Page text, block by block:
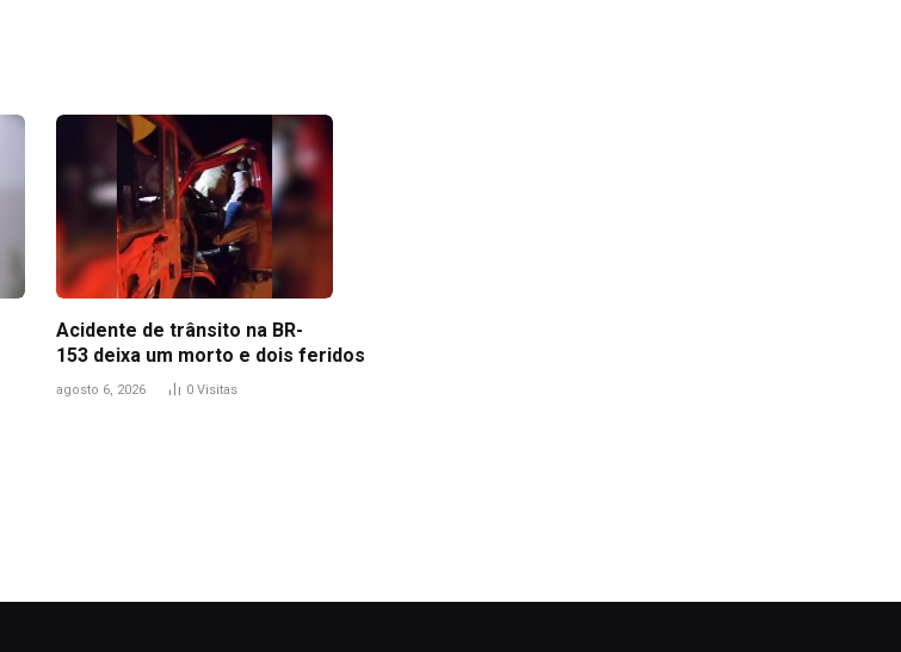
Acidente de trânsito na BR-
153 deixa um morto e dois feridos
agosto 6, 2026 0 Visitas